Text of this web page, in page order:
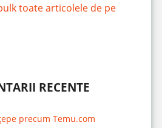
toate articolele de pe
RECENTE
precum Temu.com